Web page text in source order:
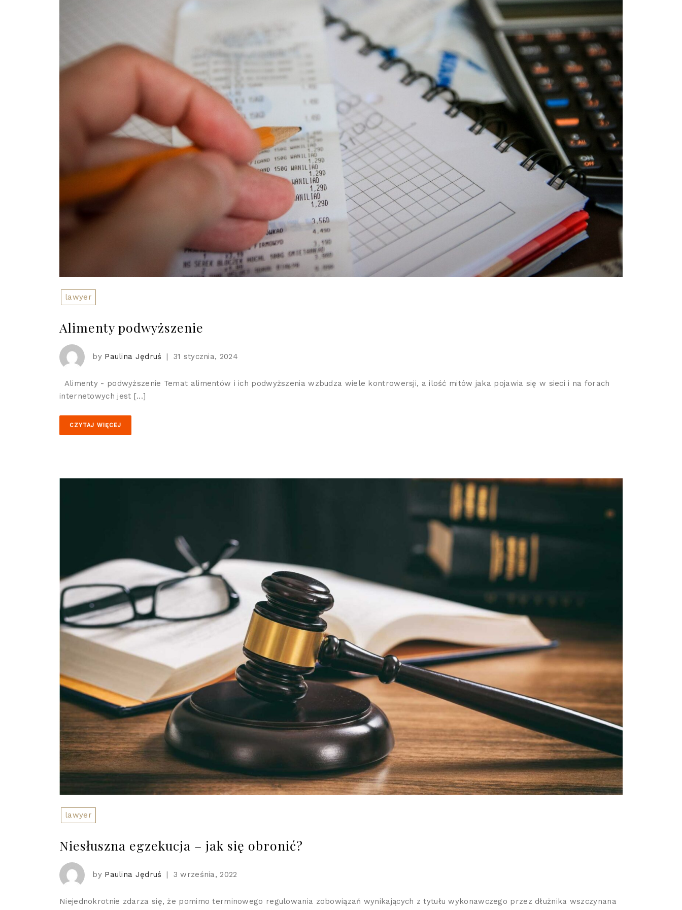
lawyer
Alimenty podwyższenie
by Paulina Jędruś | 31 stycznia, 2024
Alimenty - podwyższenie Temat alimentów i ich podwyższenia wzbudza wiele kontrowersji, a ilość mitów jaka pojawia się w sieci i na forach
internetowych jest [...]
CZYTAJ WIĘCEJ
lawyer
Niesłuszna egzekucja – jak się obronić?
by Paulina Jędruś | 3 września, 2022
Niejednokrotnie zdarza się, że pomimo terminowego regulowania zobowiązań wynikających z tytułu wykonawczego przez dłużnika wszczynana